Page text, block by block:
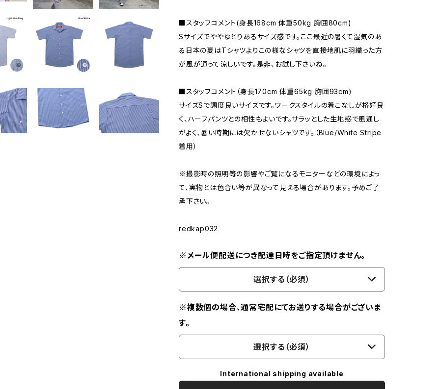
■スタッフコメント(身長168cm 体重50kg 胸囲80cm)
Sサイズでややゆとりあるサイズ感です。ここ最近の暑くて湿気のあ
る日本の夏はTシャツよりこの様なシャツを直接地肌に羽織った方
が風が通って涼しいです。是非、お試し下さいね。
■スタッフコメント（身長170cm 体重65kg 胸囲93cm)
サイズSで調度良いサイズです。ワークスタイルの着こなしが格好良
く、ハーフパンツとの相性もよいです。サラッとした生地感で風通し
がよく、暑い時期には欠かせないシャツです。（Blue/White Stripe
着用）
※撮影時の照明等の影響やご覧になるモニターなどの環境によっ
て、実物とは色合い等が異なって見える場合があります。予めご了
承下さい。
redkap032
※メール便配送につき配達日時をご指定頂けません。
選択する（必須）
※複数個の場合、通常宅配にてお送りする場合がございま
す。
選択する（必須）
International shipping available